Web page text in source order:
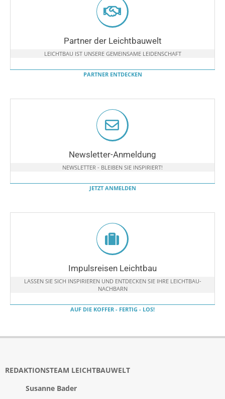
Partner der Leichtbauwelt
LEICHTBAU IST UNSERE GEMEINSAME LEIDENSCHAFT
PARTNER ENTDECKEN
Newsletter-Anmeldung
NEWSLETTER - BLEIBEN SIE INSPIRIERT!
JETZT ANMELDEN
Impulsreisen Leichtbau
LASSEN SIE SICH INSPIRIEREN UND ENTDECKEN SIE IHRE LEICHTBAU-
NACHBARN
AUF DIE KOFFER - FERTIG - LOS!
REDAKTIONSTEAM LEICHTBAUWELT
Susanne Bader